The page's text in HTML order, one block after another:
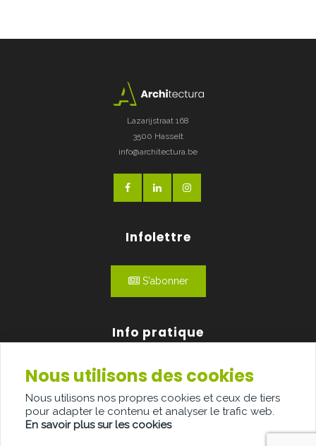
Lazarijstraat 168
3500 Hasselt
info@architectura.be
Infolettre
S'abonner
Info pratique
Qui sommes-nous?
Publicité
Contact
Nous utilisons des cookies
Nous utilisons nos propres cookies et ceux de tiers
pour adapter le contenu et analyser le trafic web.
En savoir plus sur les cookies